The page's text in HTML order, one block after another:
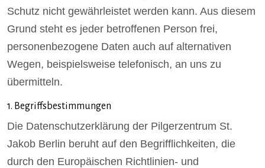
Schutz nicht gewährleistet werden kann. Aus diesem
Grund steht es jeder betroffenen Person frei,
personenbezogene Daten auch auf alternativen
Wegen, beispielsweise telefonisch, an uns zu
übermitteln.
1. Begriffsbestimmungen
Die Datenschutzerklärung der Pilgerzentrum St.
Jakob Berlin beruht auf den Begrifflichkeiten, die
durch den Europäischen Richtlinien- und